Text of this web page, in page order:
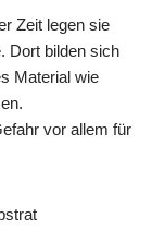
Zeit legen sie
Dort bilden sich
Material wie
vor allem für